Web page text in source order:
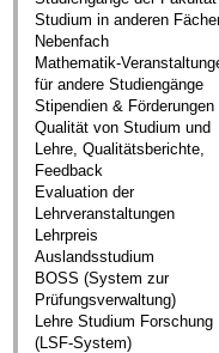
Studium in anderen
Nebenfach
Mathematik-
für andere Studiengänge
Stipendien & Förderungen
Qualität von Studium und
Lehre, Qualitätsberichte,
Feedback
Evaluation der
Lehrveranstaltungen
Lehrpreis
Auslandsstudium
BOSS (System zur
Prüfungsverwaltung)
Lehre Studium Forschung
(LSF-System)